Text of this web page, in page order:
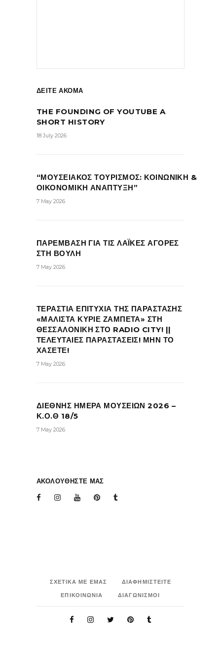
ΔΕΙΤΕ ΑΚΟΜΑ
THE FOUNDING OF YOUTUBE A
SHORT HISTORY
18 July 2026
“ΜΟΥΣΕΙΑΚΟΣ ΤΟΥΡΙΣΜΟΣ: ΚΟΙΝΩΝΙΚΗ &
ΟΙΚΟΝΟΜΙΚΗ ΑΝΑΠΤΥΞΗ”
7 May 2026
ΠΑΡΕΜΒΑΣΗ ΓΙΑ ΤΙΣ ΛΑΪΚΕΣ ΑΓΟΡΕΣ
ΣΤΗ ΒΟΥΛΗ
7 May 2026
ΤΕΡΑΣΤΙΑ ΕΠΙΤΥΧΙΑ ΤΗΣ ΠΑΡΑΣΤΑΣΗΣ
«ΜΑΛΙΣΤΑ ΚΥΡΙΕ ΖΑΜΠΕΤΑ» ΣΤΗ
ΘΕΣΣΑΛΟΝΙΚΗ ΣΤΟ RADIO CITY! ||
ΤΕΛΕΥΤΑΙΕΣ ΠΑΡΑΣΤΑΣΕΙΣ! ΜΗΝ ΤΟ
ΧΑΣΕΤΕ!
7 May 2026
ΔΙΕΘΝΗΣ ΗΜΕΡΑ ΜΟΥΣΕΙΩΝ 2026 –
Κ.Ο.Θ 18/5
7 May 2026
ΑΚΟΛΟΥΘΗΣΤΕ ΜΑΣ
ΣΧΕΤΙΚΑ ΜΕ ΕΜΑΣ
ΔΙΑΦΗΜΙΣΤΕΙΤΕ
ΕΠΙΚΟΙΝΩΝΙΑ
ΔΙΑΓΩΝΙΣΜΟΙ